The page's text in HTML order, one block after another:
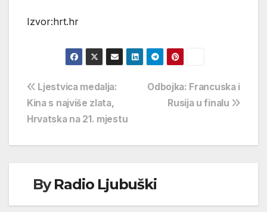
Izvor:hrt.hr
Navigacija
objava
Odbojka: Francuska i
Rusija u finalu
Ljestvica medalja:
Kina s najviše zlata,
Hrvatska na 21. mjestu
ByRadio Ljubuški